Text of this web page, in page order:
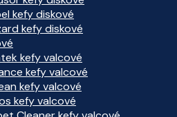
kefy diskové
kefy diskové
kefy valcové
kefy valcové
kefy valcové
kefy valcové